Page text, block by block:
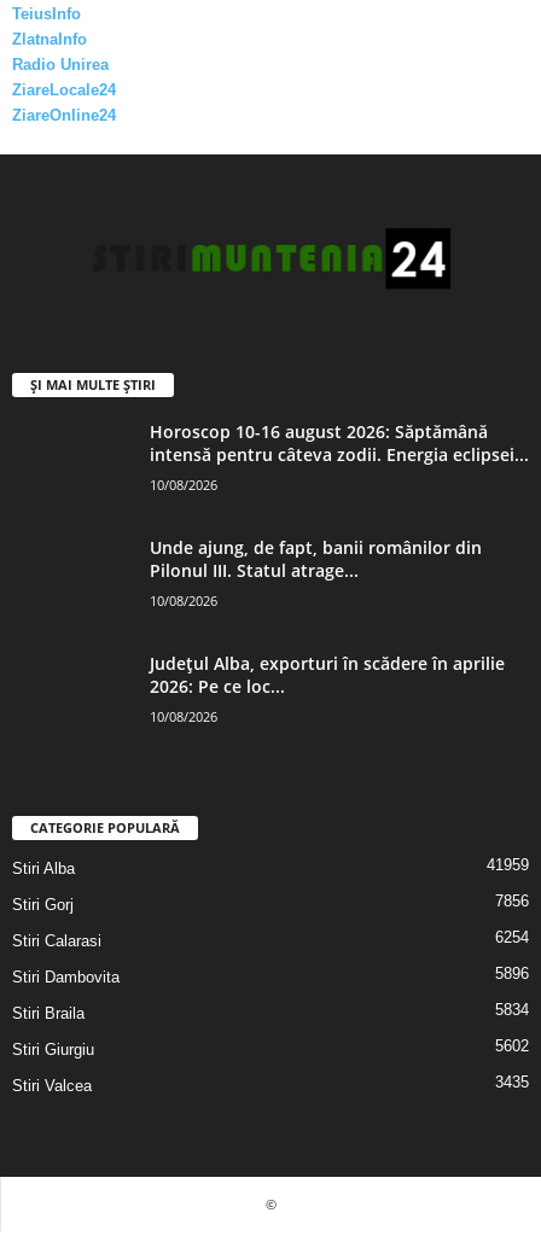
TeiusInfo
ZlatnaInfo
Radio Unirea
ZiareLocale24
ZiareOnline24
ȘI MAI MULTE ȘTIRI
Horoscop 10-16 august 2026: Săptămână
intensă pentru câteva zodii. Energia eclipsei...
10/08/2026
Unde ajung, de fapt, banii românilor din
Pilonul III. Statul atrage...
10/08/2026
Județul Alba, exporturi în scădere în aprilie
2026: Pe ce loc...
10/08/2026
CATEGORIE POPULARĂ
Stiri Alba 41959
Stiri Gorj 7856
Stiri Calarasi 6254
Stiri Dambovita 5896
Stiri Braila 5834
Stiri Giurgiu 5602
Stiri Valcea 3435
©